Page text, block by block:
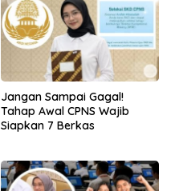
Jangan Sampai Gagal!
Tahap Awal CPNS Wajib
Siapkan 7 Berkas